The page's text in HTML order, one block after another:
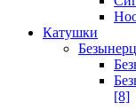
Катушки
[8]